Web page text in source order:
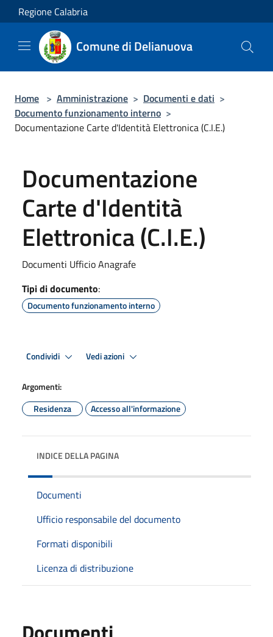
Salta al contenuto principale
Regione Calabria
Comune di Delianuova
Home > Amministrazione > Documenti e dati >
Documento funzionamento interno >
Documentazione Carte d'Identità Elettronica (C.I.E.)
Documentazione
Carte d'Identità
Elettronica (C.I.E.)
Documenti Ufficio Anagrafe
Tipi di documento:
Documento funzionamento interno
Condividi Vedi azioni
Argomenti:
Residenza
Accesso all'informazione
INDICE DELLA PAGINA
Documenti
Ufficio responsabile del documento
Formati disponibili
Licenza di distribuzione